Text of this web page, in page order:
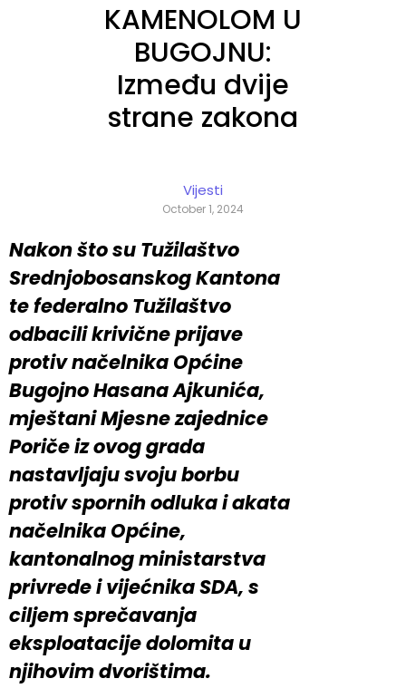
KAMENOLOM U
BUGOJNU:
Između dvije
strane zakona
Vijesti
October 1, 2024
Nakon što su Tužilaštvo
Srednjobosanskog Kantona
te federalno Tužilaštvo
odbacili krivične prijave
protiv načelnika Općine
Bugojno Hasana Ajkunića,
mještani Mjesne zajednice
Poriče iz ovog grada
nastavljaju svoju borbu
protiv spornih odluka i akata
načelnika Općine,
kantonalnog ministarstva
privrede i vijećnika SDA, s
ciljem sprečavanja
eksploatacije dolomita u
njihovim dvorištima.